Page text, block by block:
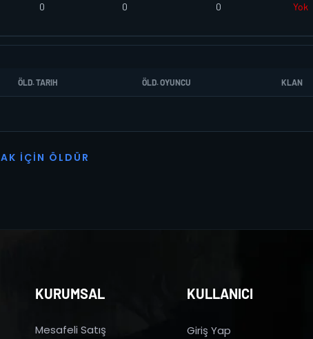
0 0 0 Yok
ÖLD. TARIH ÖLD. OYUNCU KLAN
AK İ ÇI N Ö L D Ü R
KURUMSAL
Mesafeli Satış
KULLANICI
Giriş Yap